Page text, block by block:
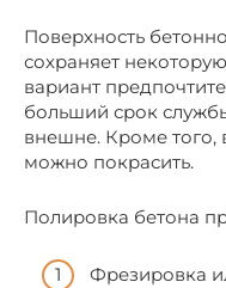
Поверхность
сохраняет
вариант
больший срок
внешне. Кроме того,
можно покрасить.
Полировка бетона
Фрезировка